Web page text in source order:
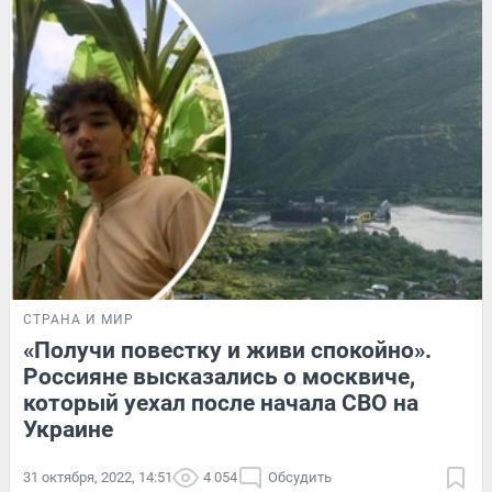
СТРАНА И МИР
«Получи повестку и живи спокойно».
Россияне высказались о москвиче,
который уехал после начала СВО на
Украине
31 октября, 2022, 14:51 4 054 Обсудить